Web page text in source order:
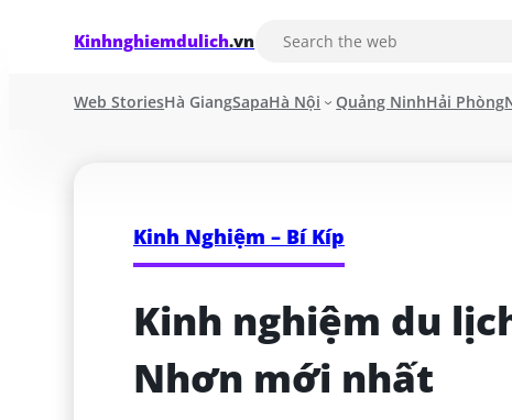
Kinhnghiemdulich.vn
Web StoriesHà GiangSapaHà Nội Quảng NinhHải Phòng
Kinh Nghiệm – Bí Kíp
Kinh nghiệm du
Nhơn mới nhất